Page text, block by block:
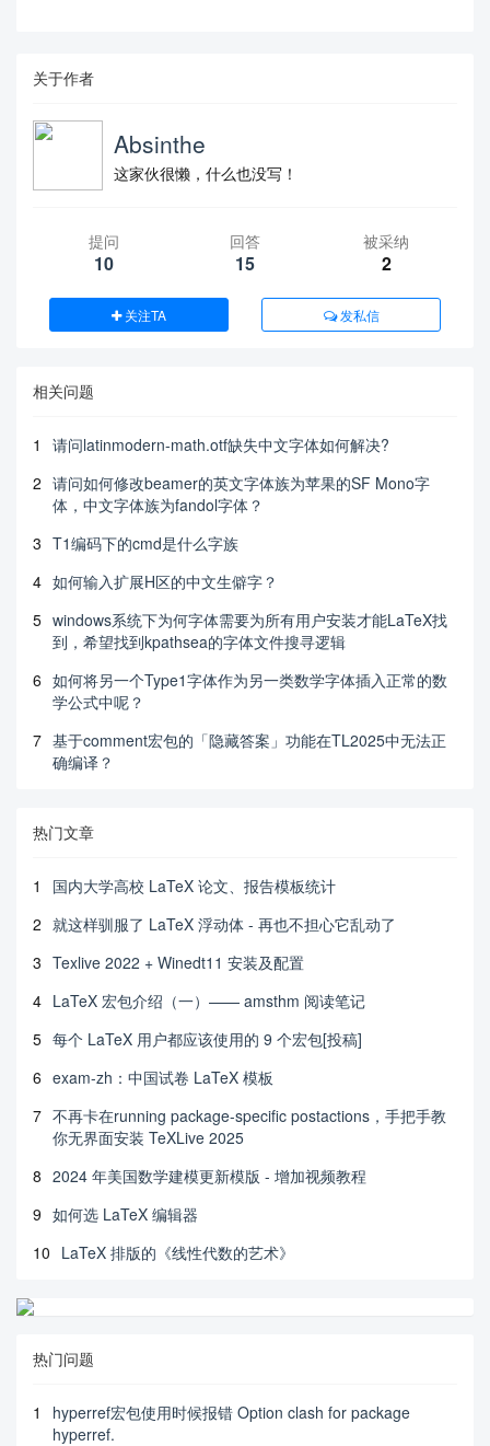
关于作者
Absinthe
这家伙很懒，什么也没写！
提问
10
回答
15
被采纳
2
关注TA 发私信
相关问题
1
请问latinmodern-math.otf缺失中文字体如何解决?
2 请问如何修改beamer的英文字体族为苹果的SF Mono字
体，中文字体族为fandol字体？
3 T1编码下的cmd是什么字族
4 如何输入扩展H区的中文生僻字？
5 windows系统下为何字体需要为所有用户安装才能LaTeX找
到，希望找到kpathsea的字体文件搜寻逻辑
6 如何将另一个Type1字体作为另一类数学字体插入正常的数
学公式中呢？
7 基于comment宏包的「隐藏答案」功能在TL2025中无法正
确编译？
热门文章
1
国内大学高校 LaTeX 论文、报告模板统计
2 就这样驯服了 LaTeX 浮动体 - 再也不担心它乱动了
3 Texlive 2022 + Winedt11 安装及配置
4 LaTeX 宏包介绍（一）—— amsthm 阅读笔记
5 每个 LaTeX 用户都应该使用的 9 个宏包[投稿]
6 exam-zh：中国试卷 LaTeX 模板
7 不再卡在running package-specific postactions，手把手教
你无界面安装 TeXLive 2025
8 2024 年美国数学建模更新模版 - 增加视频教程
9 如何选 LaTeX 编辑器
10 LaTeX 排版的《线性代数的艺术》
热门问题
1
hyperref宏包使用时候报错 Option clash for package
hyperref.